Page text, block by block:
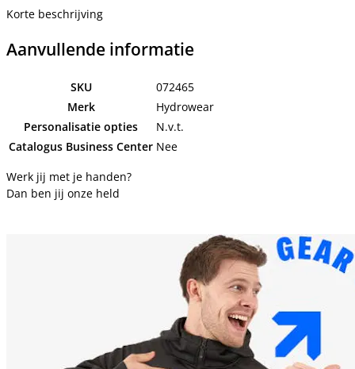
Korte beschrijving
Aanvullende informatie
SKU
072465
Merk
Hydrowear
Personalisatie opties
N.v.t.
Catalogus Business Center Nee
Werk jij met je handen?
Dan ben jij onze held